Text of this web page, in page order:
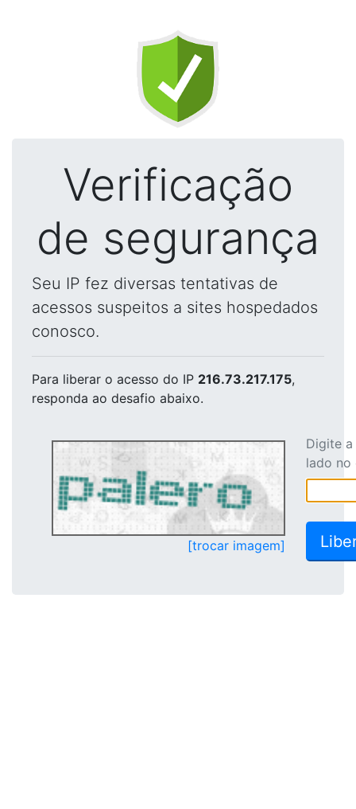
Verificação
de segurança
Seu IP fez diversas tentativas de
acessos suspeitos a sites hospedados
conosco.
Para liberar o acesso do IP 216.73.217.175,
responda ao desafio abaixo.
[trocar imagem]
Digite
lado no